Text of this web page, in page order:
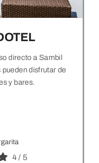
directo a Sambil
disfrutar de
y bares.
4/ 5